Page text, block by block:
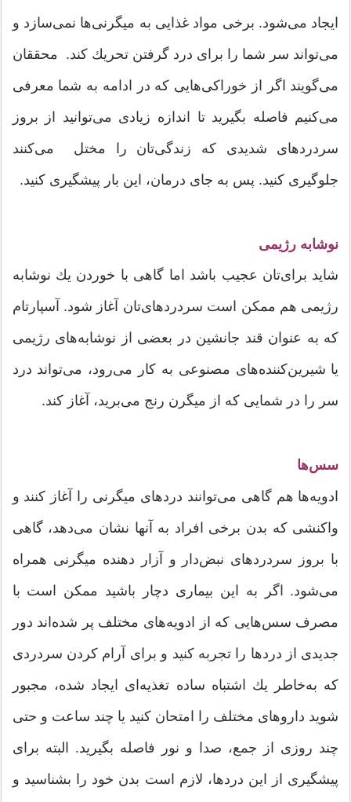
ایجاد می‌شود. برخی مواد غذایی به میگرنی‌ها نمی‌سازد و
می‌تواند سر شما را برای درد گرفتن تحریك كند. محققان
می‌گویند اگر از خوراکی‌هایی که در ادامه به شما معرفی
می‌کنیم فاصله بگیرید تا اندازه زیادی می‌توانید از بروز
سردردهای شدیدی که زندگی‌تان را مختل می‌کنند
جلوگیری کنید. پس به جای درمان، این بار پیشگیری کنید.
نوشابه رژیمی
شاید برای‌تان عجیب باشد اما گاهی با خوردن یك نوشابه
رژیمی هم ممكن است سردردهای‌تان آغاز شود. آسپارتام
كه به عنوان قند جانشین در بعضی از نوشابه‌های رژیمی
یا شیرین‌كننده‌های مصنوعی به كار می‌رود، می‌تواند درد
سر را در شمایی كه از میگرن رنج می‌برید، آغاز كند.
سس‌ها
ادویه‌ها هم گاهی می‌توانند دردهای میگرنی را آغاز كنند و
واکنشی که بدن برخی افراد به آنها نشان می‌دهد، گاهی
با بروز سردردهای نبض‌دار و آزار دهنده میگرنی همراه
می‌شود. اگر به این بیماری دچار باشید ممكن است با
مصرف سس‌هایی كه از ادویه‌های مختلف پر شده‌اند دور
جدیدی از دردها را تجربه كنید و برای آرام كردن سردردی
كه به‌خاطر یك اشتباه ساده تغذیه‌ای ایجاد شده، مجبور
شوید داروهای مختلف را امتحان كنید یا چند ساعت و حتی
چند روزی از جمع، صدا و نور فاصله بگیرید. البته برای
پیشگیری از این دردها، لازم است بدن خود را بشناسید و